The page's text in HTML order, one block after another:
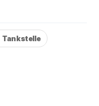
Tankstelle